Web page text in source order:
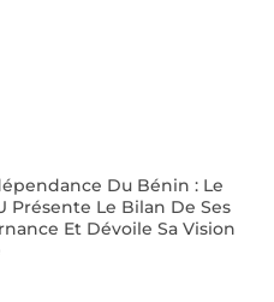
Du Bénin : Le
Présente Le Bilan De Ses
Et Dévoile Sa Vision